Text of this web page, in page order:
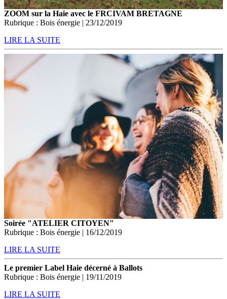
ZOOM sur la Haie avec le FRCIVAM BRETAGNE
Rubrique : Bois énergie | 23/12/2019
LIRE LA SUITE
Soirée "ATELIER CITOYEN"
Rubrique : Bois énergie | 16/12/2019
LIRE LA SUITE
Le premier Label Haie décerné à Ballots
Rubrique : Bois énergie | 19/11/2019
LIRE LA SUITE